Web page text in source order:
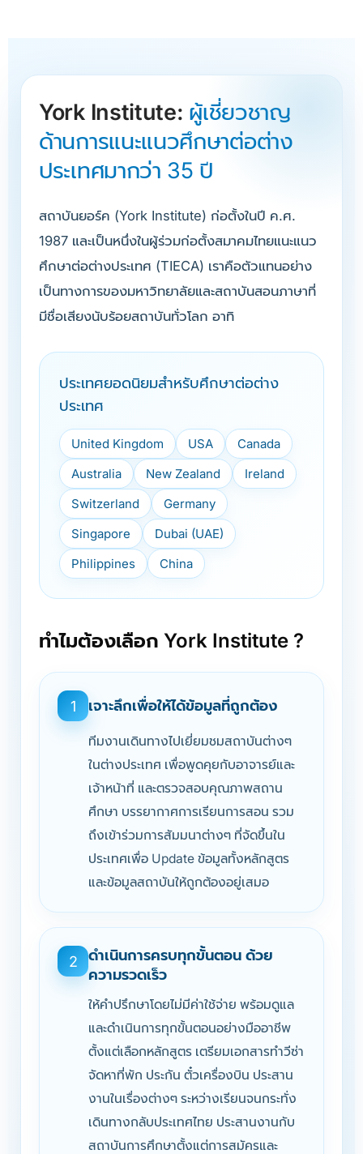
York Institute: ผู้เชี่ยวชาญ
ด้านการแนะแนวศึกษาต่อต่าง
ประเทศมากว่า 35 ปี
สถาบันยอร์ค (York Institute) ก่อตั้งในปี ค.ศ.
1987 และเป็นหนึ่งในผู้ร่วมก่อตั้งสมาคมไทยแนะแนว
ศึกษาต่อต่างประเทศ (TIECA) เราคือตัวแทนอย่าง
เป็นทางการของมหาวิทยาลัยและสถาบันสอนภาษาที่
มีชื่อเสียงนับร้อยสถาบันทั่วโลก อาทิ
ประเทศยอดนิยมสำหรับศึกษาต่อต่าง
ประเทศ
United Kingdom USA
Canada
Australia
New Zealand
Ireland
Switzerland
Germany
Singapore
Dubai (UAE)
Philippines
China
ทำไมต้องเลือก York Institute ?
1 เจาะลึกเพื่อให้ได้ข้อมูลที่ถูกต้อง
ทีมงานเดินทางไปเยี่ยมชมสถาบันต่างๆ
ในต่างประเทศ เพื่อพูดคุยกับอาจารย์และ
เจ้าหน้าที่ และตรวจสอบคุณภาพสถาน
ศึกษา บรรยากาศการเรียนการสอน รวม
ถึงเข้าร่วมการสัมมนาต่างๆ ที่จัดขึ้นใน
ประเทศเพื่อ Update ข้อมูลทั้งหลักสูตร
และข้อมูลสถาบันให้ถูกต้องอยู่เสมอ
2
ดำเนินการครบทุกขั้นตอน ด้วย
ความรวดเร็ว
ให้คำปรึกษาโดยไม่มีค่าใช้จ่าย พร้อมดูแล
และดำเนินการทุกขั้นตอนอย่างมืออาชีพ
ตั้งแต่เลือกหลักสูตร เตรียมเอกสารทำวีซ่า
จัดหาที่พัก ประกัน ตั๋วเครื่องบิน ประสาน
งานในเรื่องต่างๆ ระหว่างเรียนจนกระทั่ง
เดินทางกลับประเทศไทย ประสานงานกับ
สถาบันการศึกษาตั้งแต่การสมัครและ